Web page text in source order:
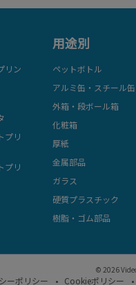
リン
プリ
プリ
用途別
ペットボトル
アルミ缶・スチール缶
外箱・段ボール箱
化粧箱
厚紙
金属部品
ガラス
硬質プラスチック
樹脂・ゴム部品
© 2026
ーポリシー Cookieポリシー